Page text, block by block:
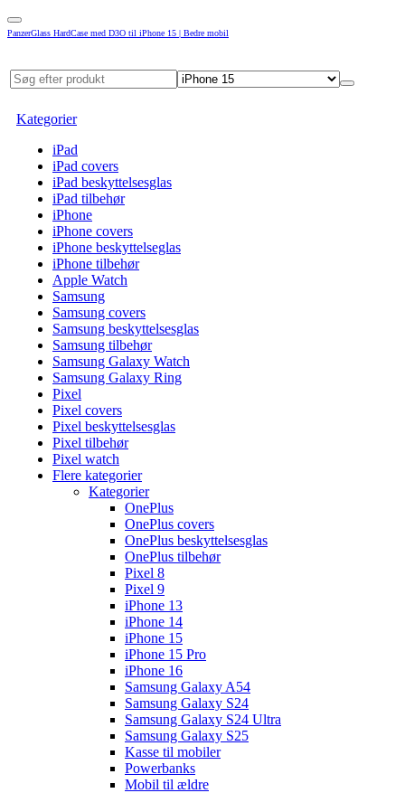
PanzerGlass HardCase med D3O til iPhone 15 | Bedre mobil
Kategorier
iPad
iPad covers
iPad beskyttelsesglas
iPad tilbehør
iPhone
iPhone covers
iPhone beskyttelseglas
iPhone tilbehør
Apple Watch
Samsung
Samsung covers
Samsung beskyttelsesglas
Samsung tilbehør
Samsung Galaxy Watch
Samsung Galaxy Ring
Pixel
Pixel covers
Pixel beskyttelsesglas
Pixel tilbehør
Pixel watch
Flere kategorier
Kategorier
OnePlus
OnePlus covers
OnePlus beskyttelsesglas
OnePlus tilbehør
Pixel 8
Pixel 9
iPhone 13
iPhone 14
iPhone 15
iPhone 15 Pro
iPhone 16
Samsung Galaxy A54
Samsung Galaxy S24
Samsung Galaxy S24 Ultra
Samsung Galaxy S25
Kasse til mobiler
Powerbanks
Mobil til ældre